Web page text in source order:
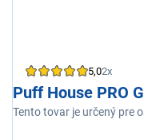
5,02x
Puff House PRO
Tento tovar je určený pre